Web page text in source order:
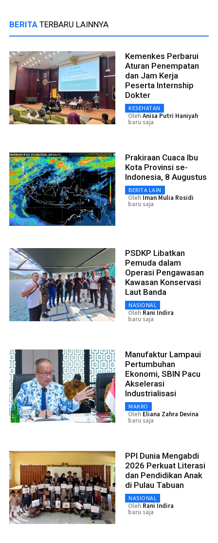
BERITA TERBARU LAINNYA
Kemenkes Perbarui
Aturan Penempatan
dan Jam Kerja
Peserta Internship
Dokter
KESEHATAN
OlehAnisa Putri Haniyah
baru saja
Prakiraan Cuaca Ibu
Kota Provinsi se-
Indonesia, 8 Augustus
BERITA LAIN
Oleh Iman Mulia Rosidi
baru saja
PSDKP Libatkan
Pemuda dalam
Operasi Pengawasan
Kawasan Konservasi
Laut Banda
NASIONAL
Oleh Rani Indira
baru saja
Manufaktur Lampaui
Pertumbuhan
Ekonomi, SBIN Pacu
Akselerasi
Industrialisasi
MAKRO
Oleh Eliana Zahra Devina
baru saja
PPI Dunia Mengabdi
2026 Perkuat Literasi
dan Pendidikan Anak
di Pulau Tabuan
NASIONAL
Oleh Rani Indira
baru saja